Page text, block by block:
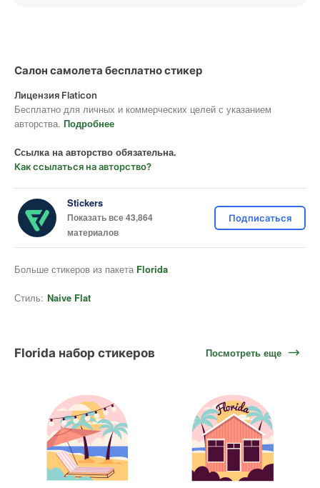
Салон самолета бесплатно стикер
Лицензия Flaticon
Бесплатно для личных и коммерческих целей с указанием
авторства. Подробнее
Ссылка на авторство обязательна.
Как ссылаться на авторство?
Stickers
Показать все 43,864
материалов
Подписаться
Больше стикеров из пакета Florida
Стиль: Naive Flat
Florida набор стикеров Посмотреть еще